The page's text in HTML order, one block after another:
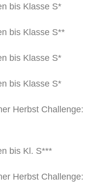
bis Klasse S*
bis Klasse S**
bis Klasse S*
bis Klasse S*
Herbst Challenge:
bis Kl. S***
Herbst Challenge: